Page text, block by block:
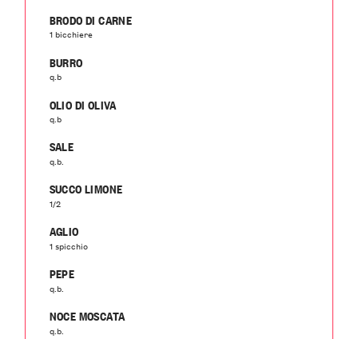
BRODO DI CARNE
1 bicchiere
BURRO
q.b
OLIO DI OLIVA
q.b
SALE
q.b.
SUCCO LIMONE
1/2
AGLIO
1 spicchio
PEPE
q.b.
NOCE MOSCATA
q.b.